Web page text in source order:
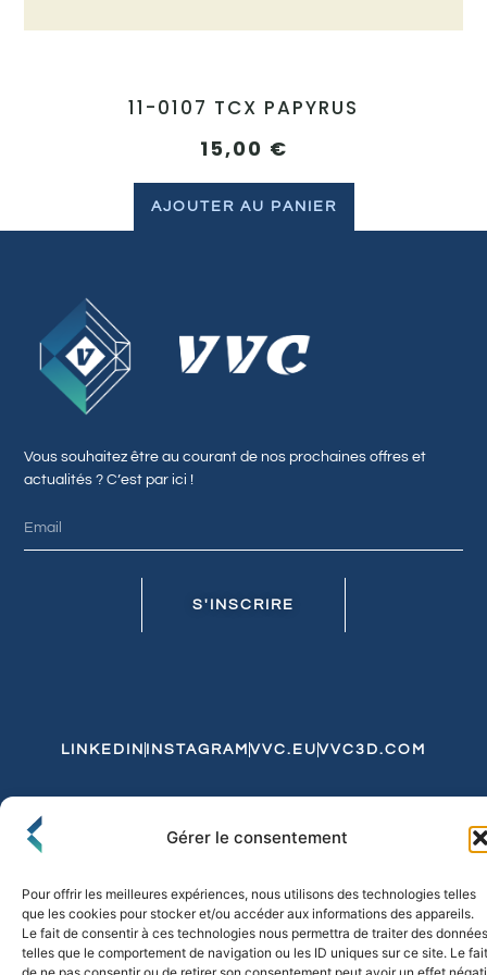
Gérer le consentement
Pour offrir les meilleures expériences, nous utilisons des technologies telles
que les cookies pour stocker et/ou accéder aux informations des appareils.
Le fait de consentir à ces technologies nous permettra de traiter des données
telles que le comportement de navigation ou les ID uniques sur ce site. Le fait
11-0107 TCX PAPYRUS
15,00 €
AJOUTER AU PANIER
Vous souhaitez être au courant de nos prochaines offres et
actualités ? C’est par ici !
S'INSCRIRE
LINKEDIN INSTAGRAM VVC.EU VVC3D.COM
Politique de Confidentialité et de CookiesExpédition et Livraison
© 2026 FLO & CO. All Rights Reserved